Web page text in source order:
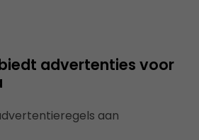
advertenties voor